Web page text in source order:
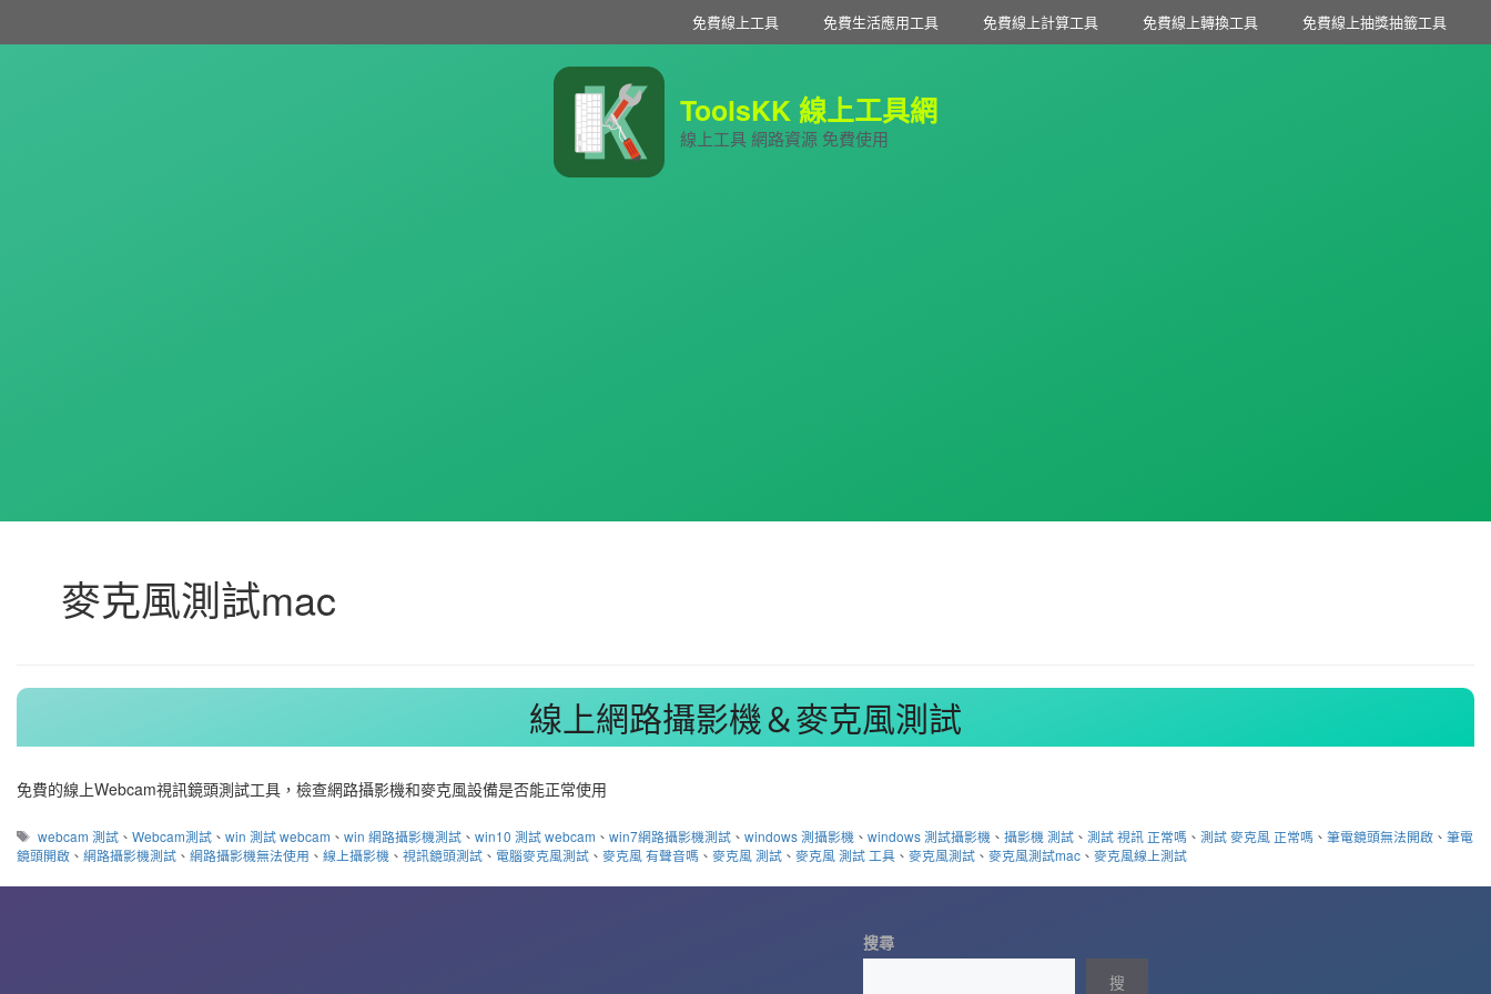
免費線上工具 免費生活應用工具 免費線上計算工具 免費線上轉換工具 免費線上抽獎抽籤工具
ToolsKK 線上工具網
線上工具 網路資源 免費使用
麥克風測試mac
線上網路攝影機＆麥克風測試
免費的線上Webcam視訊鏡頭測試工具，檢查網路攝影機和麥克風設備是否能正常使用
標
籤
webcam 測試 、Webcam測試 、win 測試 webcam 、win 網路攝影機測試 、win10 測試 webcam 、win7網路攝影機測試 、windows 測攝影機 、windows 測試攝影機 、攝影機 測試 、測試 視訊 正常嗎 、測試 麥克風 正常嗎 、筆電鏡頭無法開啟 、筆電
鏡頭開啟 、 網路攝影機測試 、 網路攝影機無法使用 、 線上攝影機 、 視訊鏡頭測試 、 電腦麥克風測試 、 麥克風 有聲音嗎 、 麥克風 測試 、 麥克風 測試 工具 、 麥克風測試 、 麥克風測試mac 、 麥克風線上測試
搜尋
搜